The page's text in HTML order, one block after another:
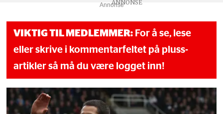
Annonse
VIKTIG TIL MEDLEMMER: For å se, lese
eller skrive i kommentarfeltet på pluss-
artikler så må du være logget inn!